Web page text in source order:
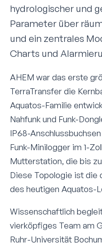
hydrologischer und
Parameter über
und ein zentrales
Charts und
AHEM war das erste
TerraTransfer die
Aquatos-Familie
Nahfunk und Funk-
IP68-
Funk-Minilogger im 1-
Mutterstation, die bis
Diese Topologie ist die
des heutigen Aquatos-
Wissenschaftlich
vier­köpfiges Team am
Ruhr-Universität